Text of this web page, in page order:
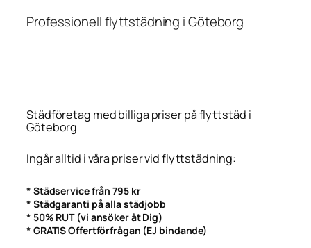
Professionell flyttstädning i Göteborg
Städföretag med billiga priser på flyttstäd i
Göteborg
Ingår alltid i våra priser vid flyttstädning:
* Städservice från 795 kr
* Städgaranti på alla städjobb
* 50% RUT (vi ansöker åt Dig)
* GRATIS Offertförfrågan (EJ bindande)